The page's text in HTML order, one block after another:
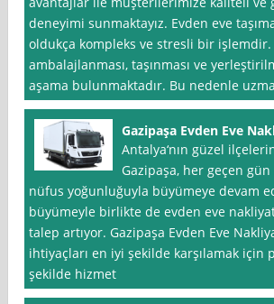
deneyimi sunmaktayız. Evden eve
oldukça kompleks ve stresli bir işlemdir.
ambalajlanması, taşınması ve
aşama bulunmaktadır. Bu nedenle
Gazipaşa Evden Eve
Antalya‘nın güzel
Gazipaşa, her geçen
nüfus yoğunluğuyla büyümeye devam
büyümeyle birlikte de evden eve
talep artıyor. Gazipaşa Evden Eve
ihtiyaçları en iyi şekilde karşılamak için
şekilde hizmet